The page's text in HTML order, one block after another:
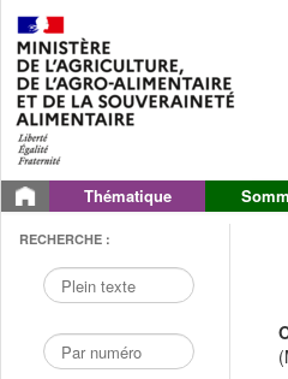
Thématique
RECHERCHE :